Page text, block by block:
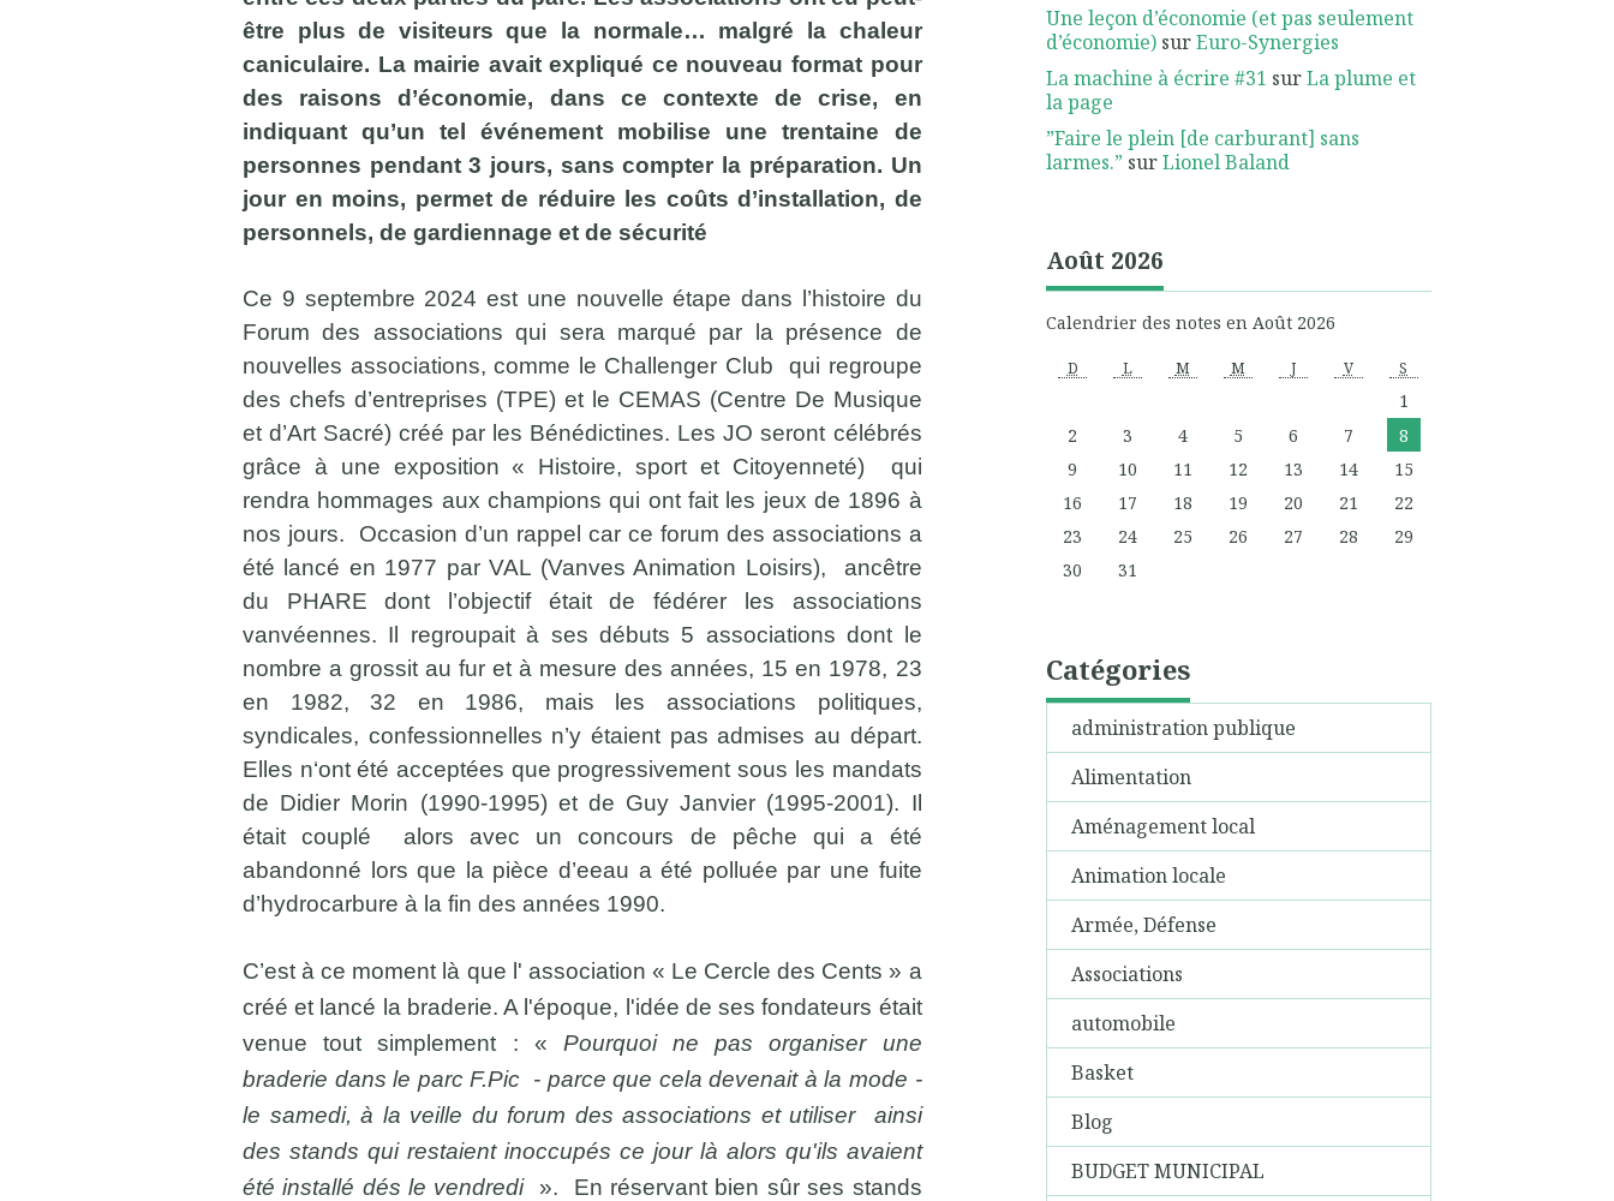
être plus de visiteurs que la normale… malgré la chaleur
caniculaire. La mairie avait expliqué ce nouveau format pour
des raisons d’économie, dans ce contexte de crise, en
indiquant qu’un tel événement mobilise une trentaine de
personnes pendant 3 jours, sans compter la préparation. Un
jour en moins, permet de réduire les coûts d’installation, de
personnels, de gardiennage et de sécurité
Ce 9 septembre 2024 est une nouvelle étape dans l’histoire du
Forum des associations qui sera marqué par la présence de
nouvelles associations, comme le Challenger Club qui regroupe
des chefs d’entreprises (TPE) et le CEMAS (Centre De Musique
et d’Art Sacré) créé par les Bénédictines. Les JO seront célébrés
grâce à une exposition « Histoire, sport et Citoyenneté) qui
rendra hommages aux champions qui ont fait les jeux de 1896 à
nos jours. Occasion d’un rappel car ce forum des associations a
été lancé en 1977 par VAL (Vanves Animation Loisirs), ancêtre
du PHARE dont l’objectif était de fédérer les associations
vanvéennes. Il regroupait à ses débuts 5 associations dont le
nombre a grossit au fur et à mesure des années, 15 en 1978, 23
en 1982, 32 en 1986, mais les associations politiques,
syndicales, confessionnelles n’y étaient pas admises au départ.
Elles n‘ont été acceptées que progressivement sous les mandats
de Didier Morin (1990-1995) et de Guy Janvier (1995-2001). Il
était couplé alors avec un concours de pêche qui a été
abandonné lors que la pièce d’eeau a été polluée par une fuite
d’hydrocarbure à la fin des années 1990.
C’est à ce moment là que l' association « Le Cercle des Cents » a
créé et lancé la braderie. A l'époque, l'idée de ses fondateurs était
venue tout simplement : « Pourquoi ne pas organiser une
braderie dans le parc F.Pic - parce que cela devenait à la mode -
le samedi, à la veille du forum des associations et utiliser ainsi
des stands qui restaient inoccupés ce jour là alors qu'ils avaient
été installé dés le vendredi». En réservant bien sûr ses stands
Une leçon d’économie (et pas seulement
d’économie)surEuro-Synergies
La machine à écrire #31 surLa plume et
la page
”Faire le plein [de carburant] sans
larmes.”surLionel Baland
Août 2026
Calendrier des notes en Août 2026
D L M M J V S
1
2
3 4 5 6 7
8
9
10 11 12 13 14
15
16
17 18 19 20 21
22
23
24 25 26 27 28
29
30
31
Catégories
administration publique
Alimentation
Aménagement local
Animation locale
Armée, Défense
Associations
automobile
Basket
Blog
BUDGET MUNICIPAL